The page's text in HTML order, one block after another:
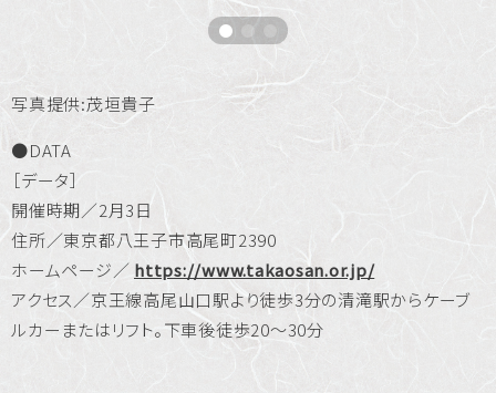
写真提供:茂垣貴子
●DATA
［データ］
開催時期／2月3日
住所／東京都八王子市高尾町2390
ホームページ／ https://www.takaosan.or.jp/
アクセス／京王線高尾山口駅より徒歩3分の清滝駅からケーブ
ルカーまたはリフト。下車後徒歩20～30分